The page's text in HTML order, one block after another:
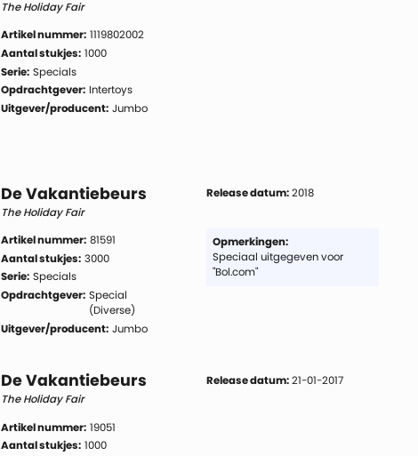
The Holiday Fair
Artikel nummer: 1119802002
Aantal stukjes: 1000
Serie: Specials
Opdrachtgever: Intertoys
Uitgever/producent: Jumbo
De Vakantiebeurs
The Holiday Fair
Artikel nummer: 81591
Aantal stukjes: 3000
Serie: Specials
Opdrachtgever: Special
(Diverse)
Uitgever/producent: Jumbo
Release datum: 2018
Opmerkingen:
Speciaal uitgegeven voor
"Bol.com"
De Vakantiebeurs
The Holiday Fair
Artikel nummer: 19051
Aantal stukjes: 1000
Release datum: 21-01-2017